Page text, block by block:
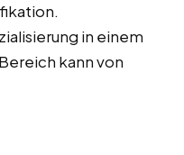
in einem
kann von